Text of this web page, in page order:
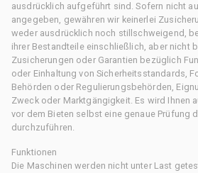
ausdrücklich aufgeführt sind. Sofern nicht
angegeben, gewähren wir keinerlei
weder ausdrücklich noch stillschweigend,
ihrer Bestandteile einschließlich, aber nicht
Zusicherungen oder Garantien bezüglich
oder Einhaltung von Sicherheitsstandards,
Behörden oder Regulierungsbehörden,
Zweck oder Marktgängigkeit. Es wird Ihnen
vor dem Bieten selbst eine genaue Prüfung
durchzuführen.
Funktionen
Die Maschinen werden nicht unter Last